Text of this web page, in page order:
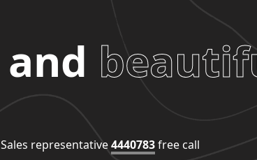
and
Sales representative4440783free call !